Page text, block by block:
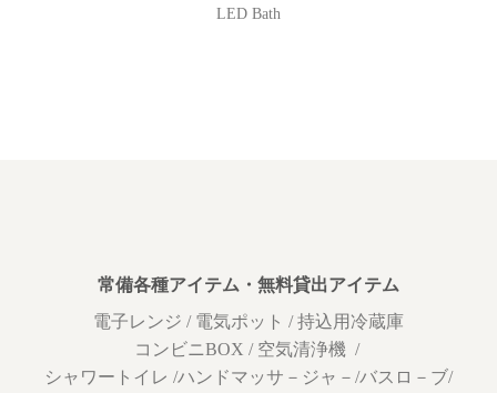
LED Bath
常備各種アイテム・無料貸出アイテム
電子レンジ / 電気ポット / 持込用冷蔵庫
コンビニBOX / 空気清浄機 /
シャワートイレ /ハンドマッサ－ジャ－/バスロ－ブ/